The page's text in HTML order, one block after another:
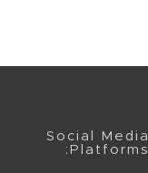
Social Media
Platforms: